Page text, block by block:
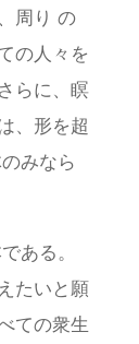
周り の
の人々を
らに、瞑
、形を超
みなら
ある。
たいと願
ての衆生